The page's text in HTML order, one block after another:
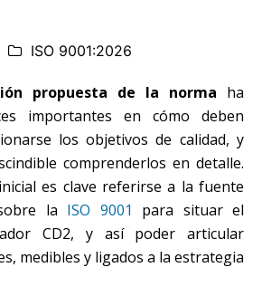
ISO 9001:2026
propuesta de la norma ha
importantes en cómo deben
los objetivos de calidad, y
comprenderlos en detalle.
es clave referirse a la fuente
la ISO 9001
para situar el
CD2, y así poder articular
medibles y ligados a la estrategia